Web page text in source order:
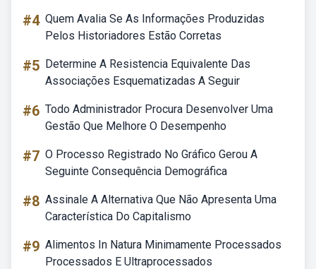
#4 Quem Avalia Se As Informações Produzidas
Pelos Historiadores Estão Corretas
#5 Determine A Resistencia Equivalente Das
Associações Esquematizadas A Seguir
#6 Todo Administrador Procura Desenvolver Uma
Gestão Que Melhore O Desempenho
#7 O Processo Registrado No Gráfico Gerou A
Seguinte Consequência Demográfica
#8 Assinale A Alternativa Que Não Apresenta Uma
Característica Do Capitalismo
#9 Alimentos In Natura Minimamente Processados
Processados E Ultraprocessados